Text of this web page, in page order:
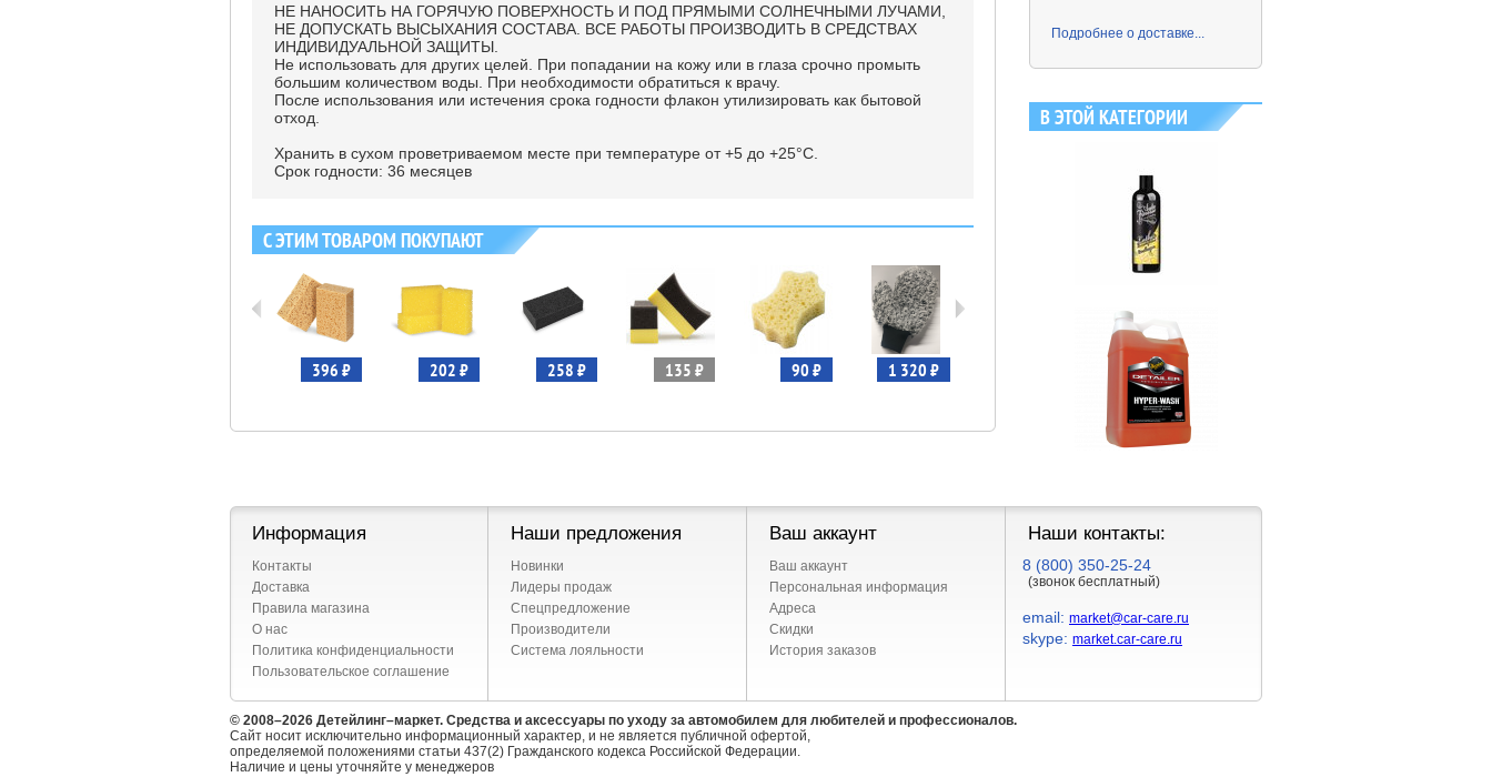
НЕ НАНОСИТЬ НА ГОРЯЧУЮ ПОВЕРХНОСТЬ И ПОД ПРЯМЫМИ СОЛНЕЧНЫМИ ЛУЧАМИ,
НЕ ДОПУСКАТЬ ВЫСЫХАНИЯ СОСТАВА. ВСЕ РАБОТЫ ПРОИЗВОДИТЬ В СРЕДСТВАХ
ИНДИВИДУАЛЬНОЙ ЗАЩИТЫ.
Не использовать для других целей. При попадании на кожу или в глаза срочно промыть
большим количеством воды. При необходимости обратиться к врачу.
После использования или истечения срока годности флакон утилизировать как бытовой
отход.
Хранить в сухом проветриваемом месте при температуре от +5 до +25°С.
Срок годности: 36 месяцев
С ЭТИМ ТОВАРОМ ПОКУПАЮТ
396 ₽ 202 ₽ 258 ₽ 135 ₽ 90 ₽ 1 320 ₽ 1 097 ₽
Подробнее о доставке...
В ЭТОЙ КАТЕГОРИИ
Информация
Контакты
Доставка
Правила магазина
О нас
Политика конфиденциальности
Пользовательское соглашение
Наши предложения
Новинки
Лидеры продаж
Спецпредложение
Производители
Система лояльности
Ваш аккаунт
Ваш аккаунт
Персональная информация
Адреса
Скидки
История заказов
Наши контакты:
8 (800) 350-25-24
(звонок бесплатный)
email: market@car-care.ru
skype: market.car-care.ru
© 2008–2026 Детейлинг–маркет. Средства и аксессуары по уходу за автомобилем для любителей и профессионалов.
Сайт носит исключительно информационный характер, и не является публичной офертой,
определяемой положениями статьи 437(2) Гражданского кодекса Российской Федерации.
Наличие и цены уточняйте у менеджеров